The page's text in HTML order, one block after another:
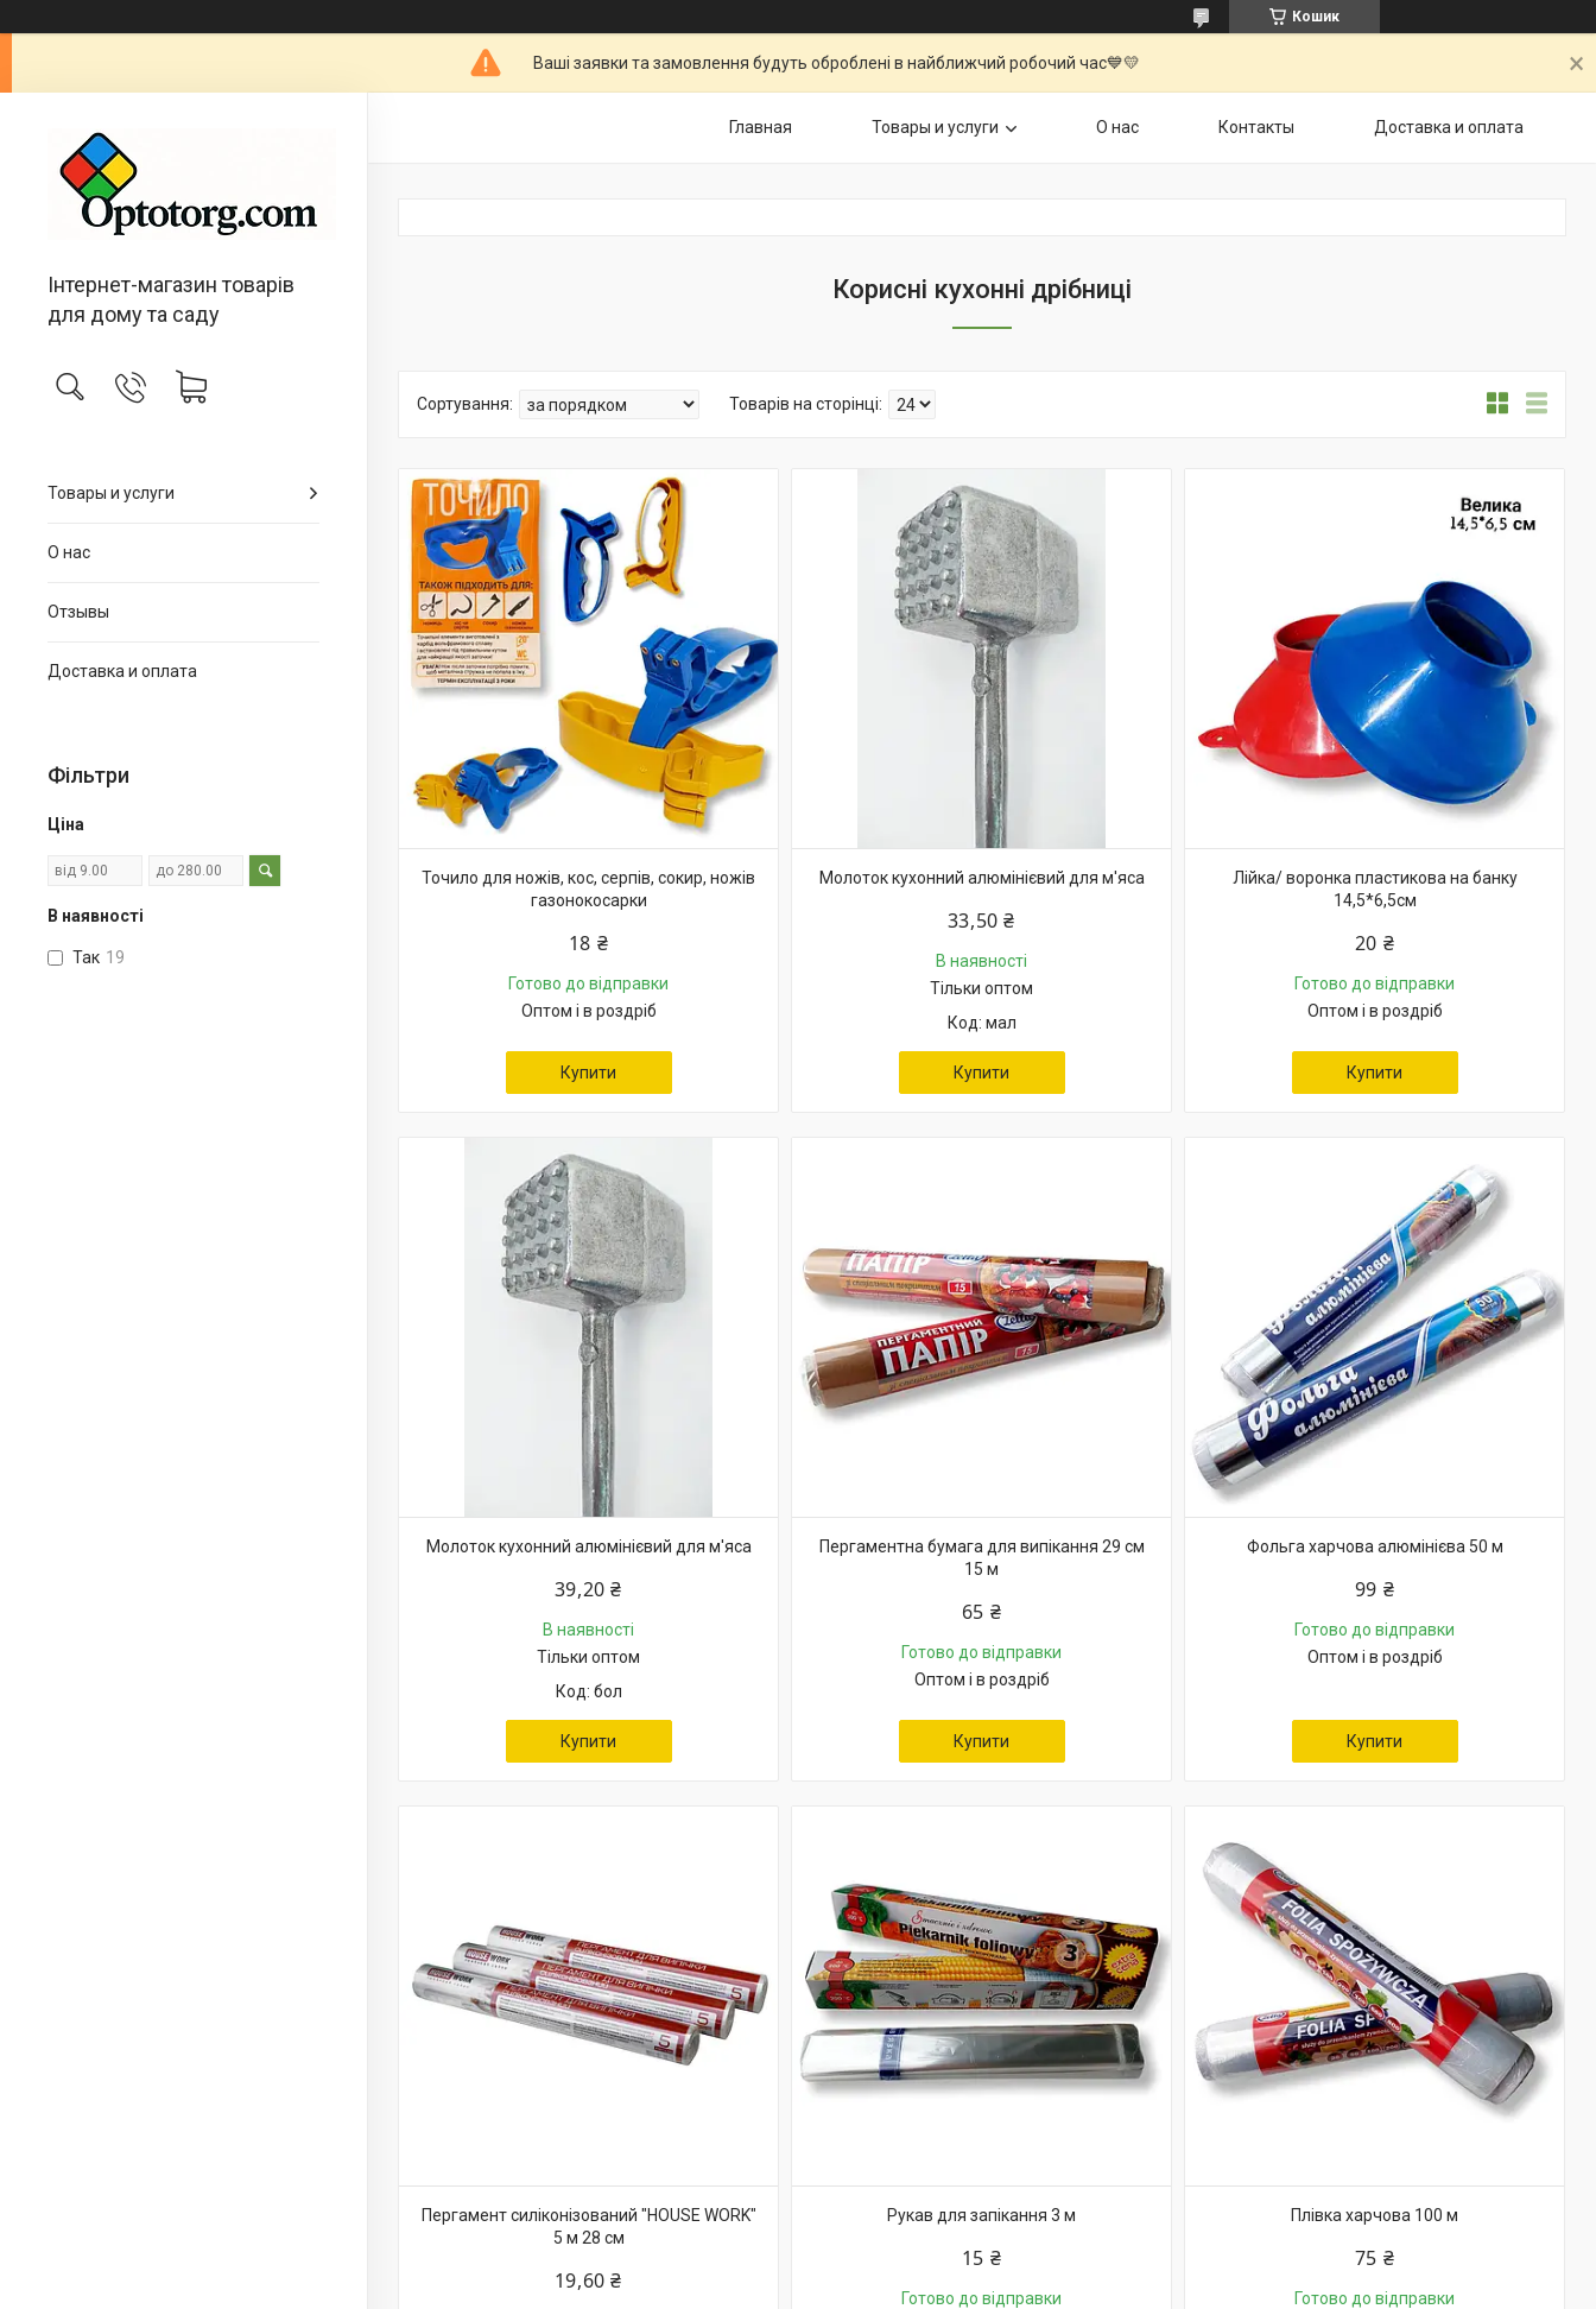
Кошик
Ваші заявки та замовлення будуть оброблені в найближчий робочий час💙💛
Інтернет-магазин товарів
для дому та саду
Товары и услуги
О нас
Отзывы
Доставка и оплата
Фільтри
Ціна
В наявності
Так 19
Главная Товары и услуги О нас Контакты Доставка и оплата
Корисні кухонні дрібниці
Точило для ножів, кос, серпів, сокир, ножів
газонокосарки
18 ₴
Готово до відправки
Оптом і в роздріб
Купити
Молоток кухонний алюмінієвий для м'яса
33,50 ₴
В наявності
Тільки оптом
мал
Купити
Лійка/ воронка пластикова на банку
14,5*6,5см
20 ₴
Готово до відправки
Оптом і в роздріб
Купити
Молоток кухонний алюмінієвий для м'яса
39,20 ₴
В наявності
Тільки оптом
бол
Купити
Пергаментна бумага для випікання 29 см
15 м
65 ₴
Готово до відправки
Оптом і в роздріб
Купити
Фольга харчова алюмінієва 50 м
99 ₴
Готово до відправки
Оптом і в роздріб
Купити
Пергамент силіконізований "HOUSE WORK"
5 м 28 см
19,60 ₴
Рукав для запікання 3 м
15 ₴
Готово до відправки
Плівка харчова 100 м
75 ₴
Готово до відправки